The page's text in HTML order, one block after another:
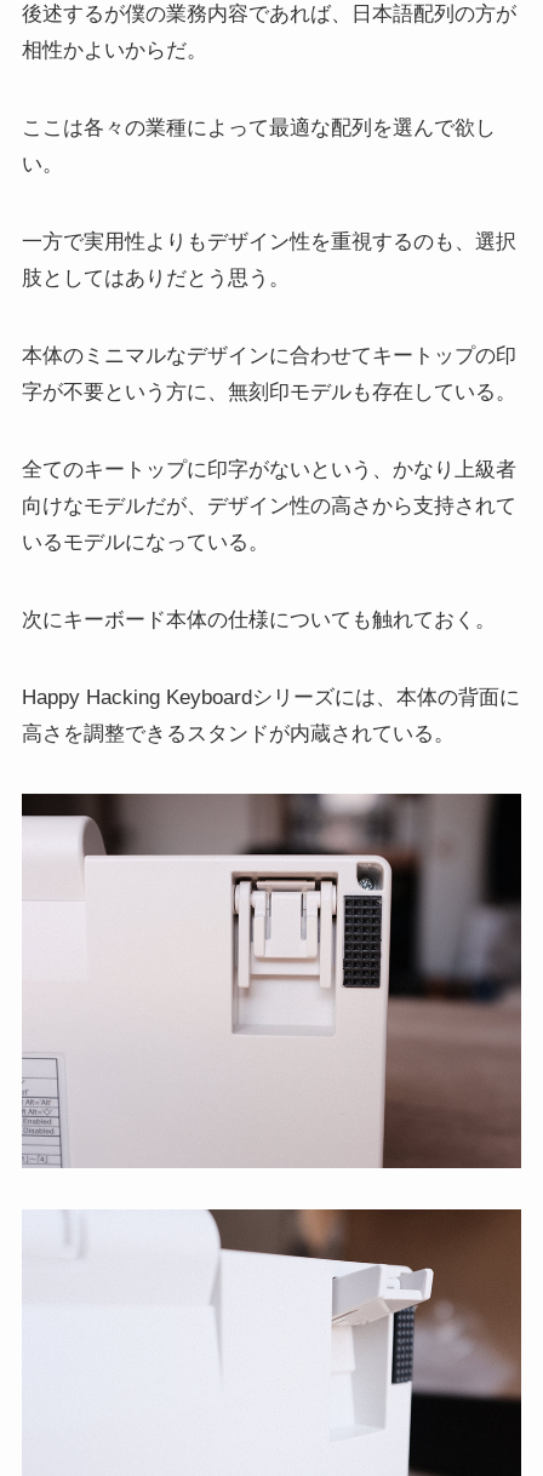
後述するが僕の業務内容であれば、日本語配列の方が
相性かよいからだ。
ここは各々の業種によって最適な配列を選んで欲し
い。
一方で実用性よりもデザイン性を重視するのも、選択
肢としてはありだとう思う。
本体のミニマルなデザインに合わせてキートップの印
字が不要という方に、無刻印モデルも存在している。
全てのキートップに印字がないという、かなり上級者
向けなモデルだが、デザイン性の高さから支持されて
いるモデルになっている。
次にキーボード本体の仕様についても触れておく。
Happy Hacking Keyboardシリーズには、本体の背面に
高さを調整できるスタンドが内蔵されている。